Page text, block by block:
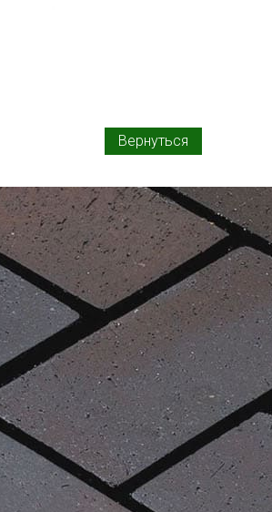
Вернуться